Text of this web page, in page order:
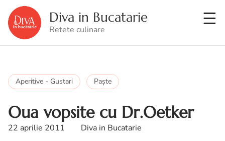
Diva in Bucatarie
Retete culinare
Aperitive - Gustari Paşte
Oua vopsite cu Dr.Oetker
22 aprilie 2011 Diva in Bucatarie